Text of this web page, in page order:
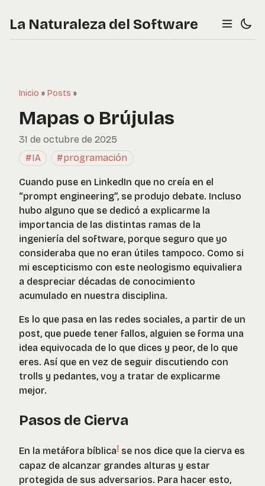
La Naturaleza del Software
Inicio » Posts »
Mapas o Brújulas
31 de octubre de 2025
#IA
#programación
Cuando puse en LinkedIn que no creía en el
“prompt engineering”, se produjo debate. Incluso
hubo alguno que se dedicó a explicarme la
importancia de las distintas ramas de la
ingeniería del software, porque seguro que yo
consideraba que no eran útiles tampoco. Como si
mi escepticismo con este neologismo equivaliera
a despreciar décadas de conocimiento
acumulado en nuestra disciplina.
Es lo que pasa en las redes sociales, a partir de un
post, que puede tener fallos, alguien se forma una
idea equivocada de lo que dices y peor, de lo que
eres. Así que en vez de seguir discutiendo con
trolls y pedantes, voy a tratar de explicarme
mejor.
Pasos de Cierva
En la metáfora bíblica1 se nos dice que la cierva es
capaz de alcanzar grandes alturas y estar
protegida de sus adversarios. Para hacer esto,